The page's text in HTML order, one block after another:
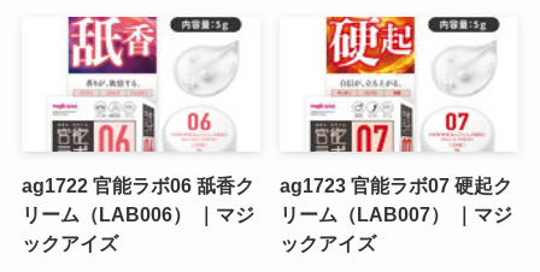
ag1722 官能ラボ06 舐香ク
リーム（LAB006） ｜マジ
ックアイズ
ag1723 官能ラボ07 硬起ク
リーム（LAB007） ｜マジ
ックアイズ